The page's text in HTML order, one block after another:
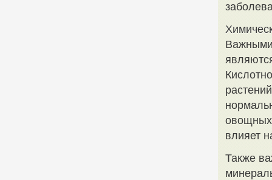
овощных
влияет
Также